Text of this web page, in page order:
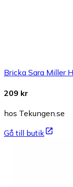
Bricka Sara Miller
209 kr
hos Tekungen.se
Gå till butik